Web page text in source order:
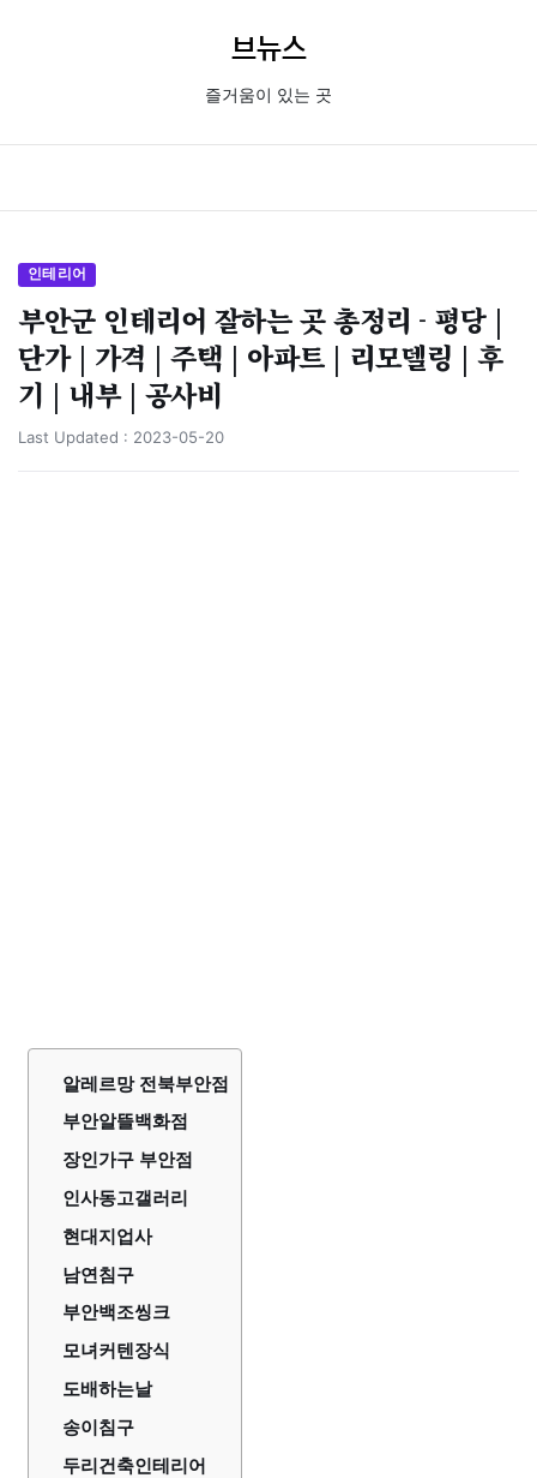
브뉴스
즐거움이 있는 곳
인테리어
부안군 인테리어 잘하는 곳 총정리 - 평당 |
단가 | 가격 | 주택 | 아파트 | 리모델링 | 후
기 | 내부 | 공사비
Last Updated : 2023-05-20
알레르망 전북부안점
부안알뜰백화점
장인가구 부안점
인사동고갤러리
현대지업사
남연침구
부안백조씽크
모녀커텐장식
도배하는날
송이침구
두리건축인테리어